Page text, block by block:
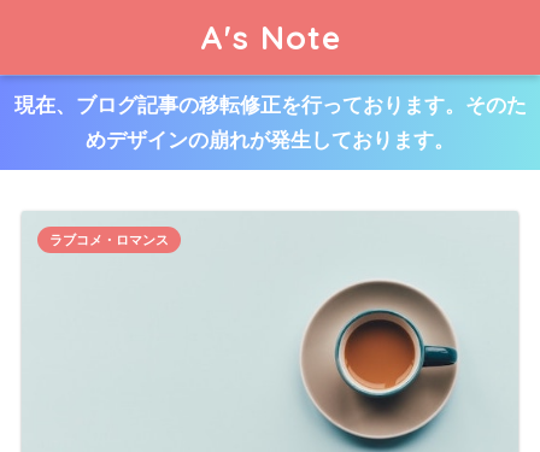
A's Note
現在、ブログ記事の移転修正を行っております。そのた
めデザインの崩れが発生しております。
ラブコメ・ロマンス